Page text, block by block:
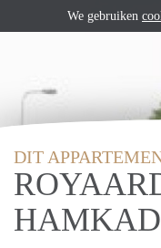
DIT
We gebruiken